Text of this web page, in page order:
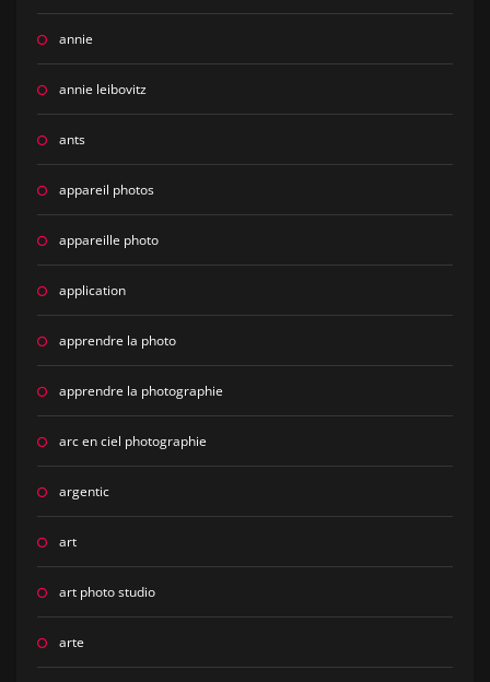
annie
annie leibovitz
ants
appareil photos
appareille photo
application
apprendre la photo
apprendre la photographie
arc en ciel photographie
argentic
art
art photo studio
arte